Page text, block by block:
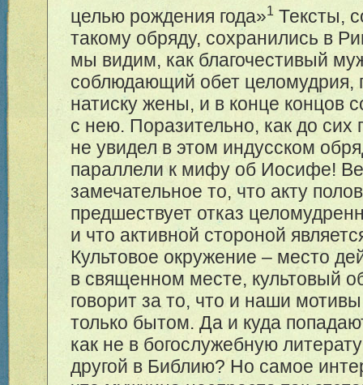
целью рождения года»1 Тексты,
такому обряду, сохранились в
мы видим, как благочестивый
соблюдающий обет целомудрия,
натиску жены, и в конце концов
с нею. Поразительно, как до сих
не увидел в этом индусском
параллели к мифу об Иосифе!
замечательное то, что акту
предшествует отказ
и что активной стороной
Культовое окружение – место
в священном месте, культовый
говорит за то, что и наши
только бытом. Да и куда
как не в богослужебную
другой в Библию? Но самое